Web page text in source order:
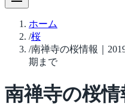
ホーム
/桜
/南禅寺の桜情報｜
期まで
南禅寺の桜情